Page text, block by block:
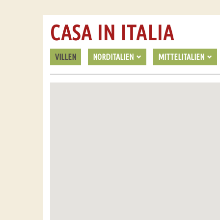
VILLEN NORDITALIEN MITTELITALIEN
CASA IN ITALIA